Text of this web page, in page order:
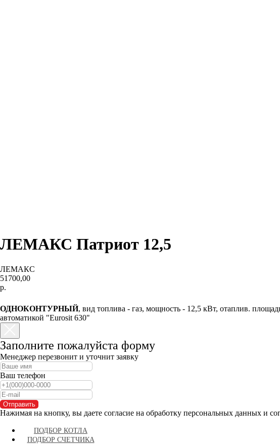
ЛЕМАКС Патриот 12,5
ЛЕМАКС
51700,00
р.
ОДНОКОНТУРНЫЙ, вид топлива - газ, мощность - 12,5 кВт, отаплив.
автоматикой "Eurosit 630"
Заполните пожалуйста форму
Менеджер перезвонит и уточнит заявку
Ваш телефон
Отправить
Нажимая на кнопку, вы даете согласие на обработку персональных данных и
ПОДБОР КОТЛА
ПОДБОР СЧЕТЧИКА